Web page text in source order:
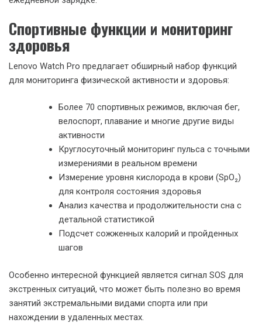
Спортивные функции и мониторинг
здоровья
Lenovo Watch Pro предлагает обширный набор функций
для мониторинга физической активности и здоровья:
Более 70 спортивных режимов, включая бег,
велоспорт, плавание и многие другие виды
активности
Круглосуточный мониторинг пульса с точными
измерениями в реальном времени
Измерение уровня кислорода в крови (SpO₂)
для контроля состояния здоровья
Анализ качества и продолжительности сна с
детальной статистикой
Подсчет сожженных калорий и пройденных
шагов
Особенно интересной функцией является сигнал SOS для
экстренных ситуаций, что может быть полезно во время
занятий экстремальными видами спорта или при
нахождении в удаленных местах.